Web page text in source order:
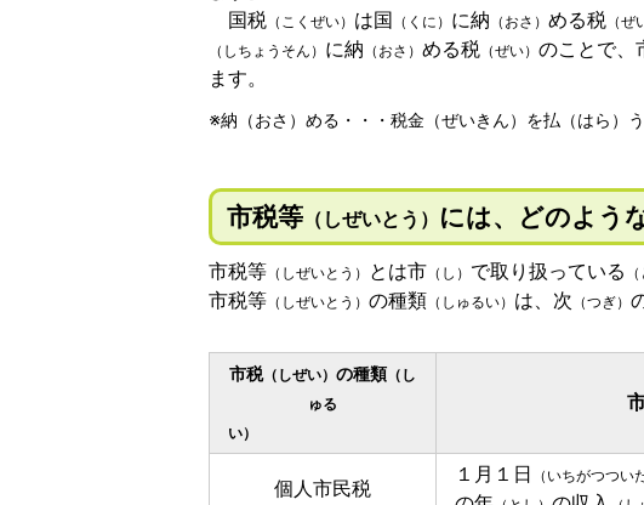
国税 （こくぜい） は国 （くに） に納 （おさ） める税 （ぜ
（しちょうそん） に納 （おさ） める税 （ぜい） のことで、
ます。
※納（おさ）める・・・税金（ぜいきん）を払（はら）う
市税等 （しぜいとう） には、どのよう
市税等 （しぜいとう） とは市 （し） で取り扱っている
市税等 （しぜいとう） の種類 （しゅるい） は、次 （つぎ）
市税（しぜい） の種類 （し
ゅる
い）
個人市民税
１月１日 （いちがつつい